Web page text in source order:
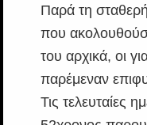
Παρά τη
που
του αρχικά, οι
παρέμεναν
Τις τελευταίες